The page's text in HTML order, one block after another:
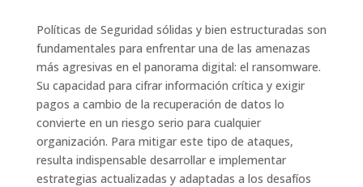
Políticas de Seguridad sólidas y bien estructuradas son
fundamentales para enfrentar una de las amenazas
más agresivas en el panorama digital: el ransomware.
Su capacidad para cifrar información crítica y exigir
pagos a cambio de la recuperación de datos lo
convierte en un riesgo serio para cualquier
organización. Para mitigar este tipo de ataques,
resulta indispensable desarrollar e implementar
estrategias actualizadas y adaptadas a los desafíos